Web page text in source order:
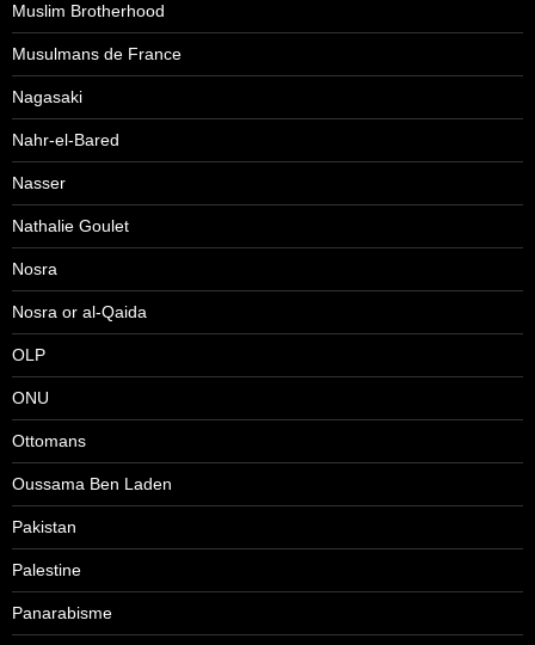
Muslim Brotherhood
Musulmans de France
Nagasaki
Nahr-el-Bared
Nasser
Nathalie Goulet
Nosra
Nosra or al-Qaida
OLP
ONU
Ottomans
Oussama Ben Laden
Pakistan
Palestine
Panarabisme